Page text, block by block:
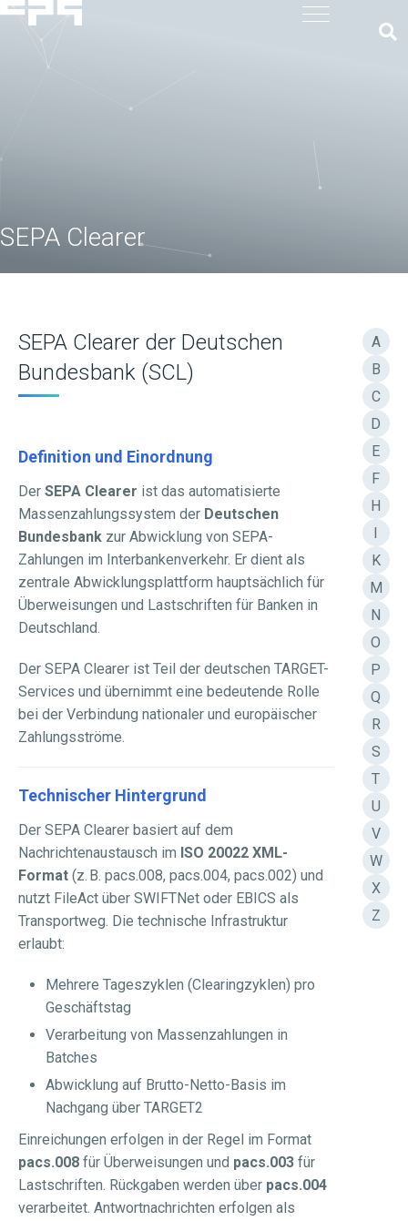
SEPA Clearer
SEPA Clearer der Deutschen
Bundesbank (SCL)
Definition und Einordnung
Der SEPA Clearer ist das automatisierte
Massenzahlungssystem der Deutschen
Bundesbank zur Abwicklung von SEPA-
Zahlungen im Interbankenverkehr. Er dient als
zentrale Abwicklungsplattform hauptsächlich für
Überweisungen und Lastschriften für Banken in
Deutschland.
Der SEPA Clearer ist Teil der deutschen TARGET-
Services und übernimmt eine bedeutende Rolle
bei der Verbindung nationaler und europäischer
Zahlungsströme.
Technischer Hintergrund
Der SEPA Clearer basiert auf dem
Nachrichtenaustausch im ISO 20022 XML-
Format (z. B. pacs.008, pacs.004, pacs.002) und
nutzt FileAct über SWIFTNet oder EBICS als
Transportweg. Die technische Infrastruktur
erlaubt:
Mehrere Tageszyklen (Clearingzyklen) pro
Geschäftstag
Verarbeitung von Massenzahlungen in
Batches
Abwicklung auf Brutto-Netto-Basis im
Nachgang über TARGET2
Einreichungen erfolgen in der Regel im Format
pacs.008 für Überweisungen und pacs.003 für
Lastschriften. Rückgaben werden über pacs.004
verarbeitet. Antwortnachrichten erfolgen als
A
B
C
D
E
F
H
I
K
M
N
O
P
Q
R
S
T
U
V
W
X
Z